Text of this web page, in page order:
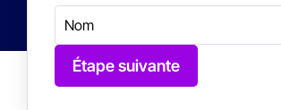
Étape suivante